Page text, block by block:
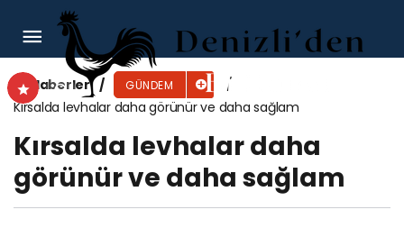
Haberler GÜNDEM
Kırsalda levhalar daha görünür ve daha sağlam
Kırsalda levhalar daha
görünür ve daha sağlam
Karşıyaka engelsiz yaşam için el ele